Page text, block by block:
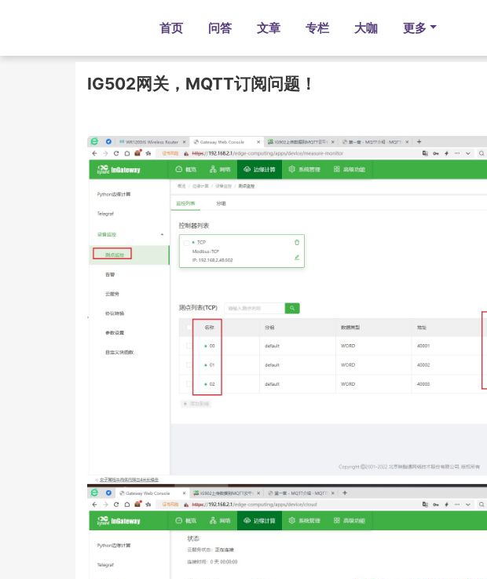
首页 问答 文章 专栏 大咖 更多
IG502网关，MQTT订阅问题！